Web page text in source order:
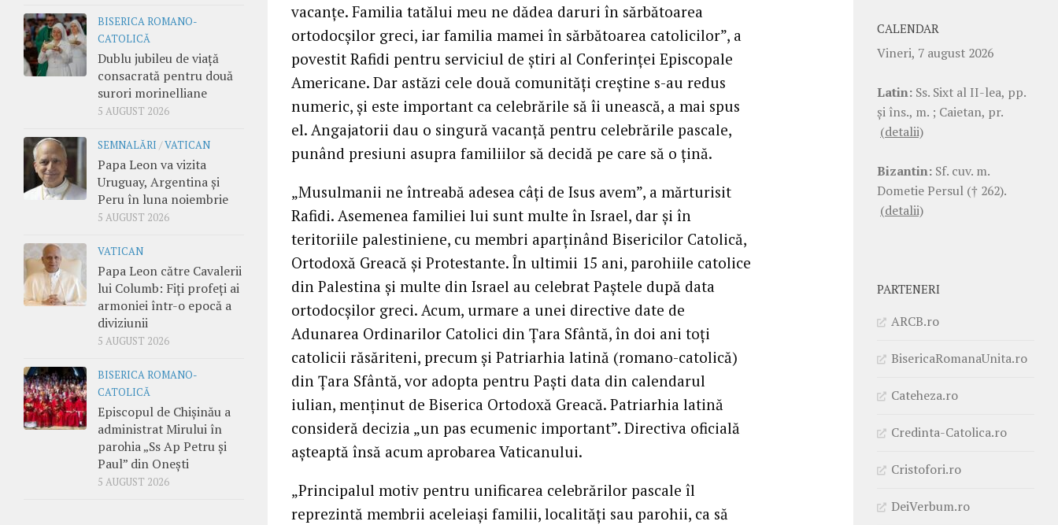
vacanţe. Familia tatălui meu ne dădea daruri în sărbătoarea
ortodocşilor greci, iar familia mamei în sărbătoarea catolicilor”, a
povestit Rafidi pentru serviciul de ştiri al Conferinţei Episcopale
Americane. Dar astăzi cele două comunităţi creştine s-au redus
numeric, şi este important ca celebrările să îi unească, a mai spus
el. Angajatorii dau o singură vacanţă pentru celebrările pascale,
punând presiuni asupra familiilor să decidă pe care să o ţină.
„Musulmanii ne întreabă adesea câţi de Isus avem”, a mărturisit
Rafidi. Asemenea familiei lui sunt multe în Israel, dar şi în
teritoriile palestiniene, cu membri aparţinând Bisericilor Catolică,
Ortodoxă Greacă şi Protestante. În ultimii 15 ani, parohiile catolice
din Palestina şi multe din Israel au celebrat Paştele după data
ortodocşilor greci. Acum, urmare a unei directive date de
Adunarea Ordinarilor Catolici din Ţara Sfântă, în doi ani toţi
catolicii răsăriteni, precum şi Patriarhia latină (romano-catolică)
din Ţara Sfântă, vor adopta pentru Paşti data din calendarul
iulian, menţinut de Biserica Ortodoxă Greacă. Patriarhia latină
consideră decizia „un pas ecumenic important”. Directiva oficială
aşteaptă însă acum aprobarea Vaticanului.
„Principalul motiv pentru unificarea celebrărilor pascale îl
reprezintă membrii aceleiaşi familii, localităţi sau parohii, ca să
BISERICA ROMANO-
CATOLICĂ
Dublu jubileu de viață
consacrată pentru două
surori morinelliane
5 AUGUST 2026
SEMNALĂRI /VATICAN
Papa Leon va vizita
Uruguay, Argentina și
Peru în luna noiembrie
5 AUGUST 2026
VATICAN
Papa Leon către Cavalerii
lui Columb: Fiți profeți ai
armoniei într-o epocă a
diviziunii
5 AUGUST 2026
BISERICA ROMANO-
CATOLICĂ
Episcopul de Chișinău a
administrat Mirului în
parohia „Ss Ap Petru și
Paul” din Onești
5 AUGUST 2026
CALENDAR
Vineri, 7 august 2026
Latin: Ss. Sixt al II-lea, pp.
şi îns., m. ; Caietan, pr.
(detalii)
Bizantin: Sf. cuv. m.
Dometie Persul († 262).
(detalii)
PARTENERI
ARCB.ro
BisericaRomanaUnita.ro
Cateheza.ro
Credinta-Catolica.ro
Cristofori.ro
DeiVerbum.ro